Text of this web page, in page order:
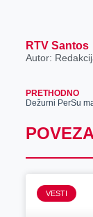
RTV Santos
Autor:
PRETHODNO
VESTI